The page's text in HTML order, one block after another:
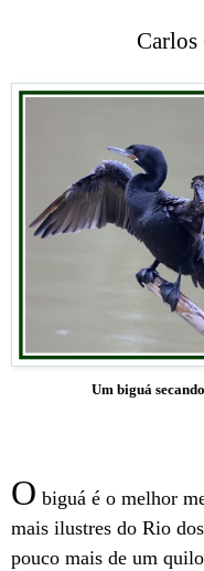
Carlos
Um biguá
O biguá é o melhor
mais ilustres do Rio
pouco mais de um